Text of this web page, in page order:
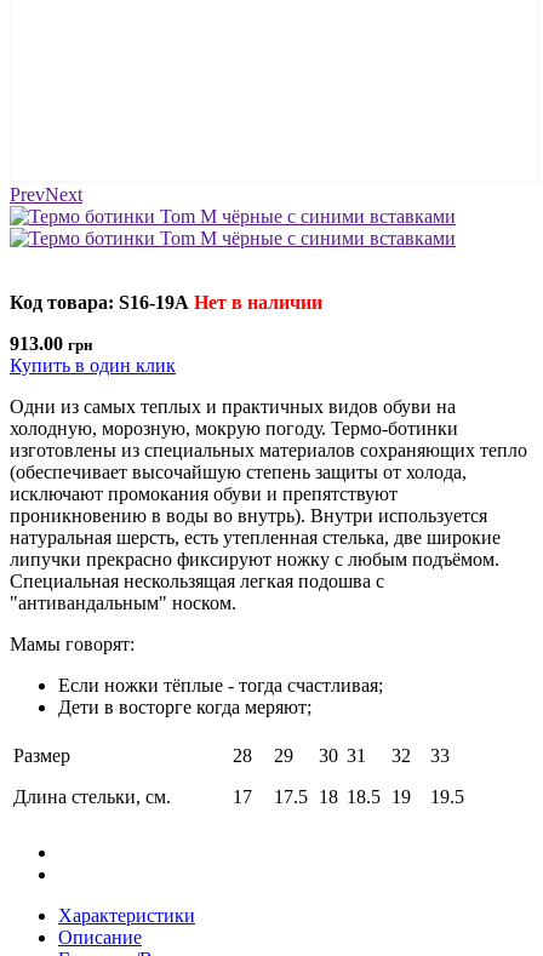
PrevNext
Код товара: S16-19A Нет в наличии
913.00 грн
Купить в один клик
Одни из самых теплых и практичных видов обуви на
холодную, морозную, мокрую погоду. Термо-ботинки
изготовлены из специальных материалов сохраняющих тепло
(обеспечивает высочайшую степень защиты от холода,
исключают промокания обуви и препятствуют
проникновению в воды во внутрь). Внутри используется
натуральная шерсть, есть утепленная стелька, две широкие
липучки прекрасно фиксируют ножку с любым подъёмом.
Специальная нескользящая легкая подошва с
"антивандальным" носком.
Мамы говорят:
Если ножки тёплые - тогда счастливая;
Дети в восторге когда меряют;
Размер 28 29 30 31 32
33
Длина стельки, см.
17 17.5 18 18.5 19 19.5
Характеристики
Описание